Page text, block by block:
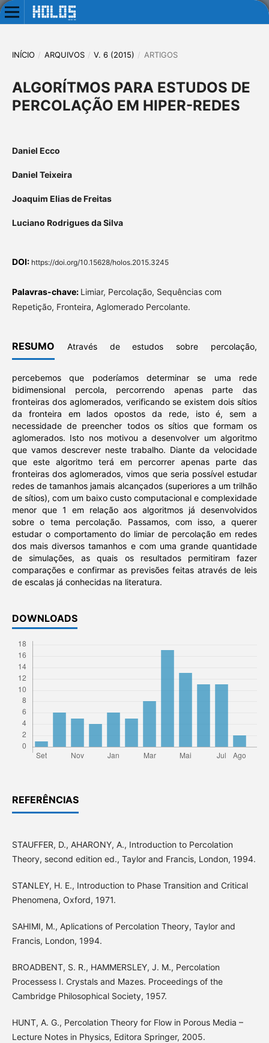
INÍCIO / ARQUIVOS / V. 6 (2015) / ARTIGOS
ALGORÍTMOS PARA ESTUDOS DE
PERCOLAÇÃO EM HIPER-REDES
Daniel Ecco
Daniel Teixeira
Joaquim Elias de Freitas
Luciano Rodrigues da Silva
DOI: https://doi.org/10.15628/holos.2015.3245
Palavras-chave: Limiar, Percolação, Sequências com
Repetição, Fronteira, Aglomerado Percolante.
RESUMO Através de estudos sobre percolação,
percebemos que poderíamos determinar se uma rede
bidimensional percola, percorrendo apenas parte das
fronteiras dos aglomerados, verificando se existem dois sítios
da fronteira em lados opostos da rede, isto é, sem a
necessidade de preencher todos os sítios que formam os
aglomerados. Isto nos motivou a desenvolver um algoritmo
que vamos descrever neste trabalho. Diante da velocidade
que este algoritmo terá em percorrer apenas parte das
fronteiras dos aglomerados, vimos que seria possível estudar
redes de tamanhos jamais alcançados (superiores a um trilhão
de sítios), com um baixo custo computacional e complexidade
menor que 1 em relação aos algoritmos já desenvolvidos
sobre o tema percolação. Passamos, com isso, a querer
estudar o comportamento do limiar de percolação em redes
dos mais diversos tamanhos e com uma grande quantidade
de simulações, as quais os resultados permitiram fazer
comparações e confirmar as previsões feitas através de leis
de escalas já conhecidas na literatura.
DOWNLOADS
REFERÊNCIAS
STAUFFER, D., AHARONY, A., Introduction to Percolation
Theory, second edition ed., Taylor and Francis, London, 1994.
STANLEY, H. E., Introduction to Phase Transition and Critical
Phenomena, Oxford, 1971.
SAHIMI, M., Aplications of Percolation Theory, Taylor and
Francis, London, 1994.
BROADBENT, S. R., HAMMERSLEY, J. M., Percolation
Processess I. Crystals and Mazes. Proceedings of the
Cambridge Philosophical Society, 1957.
HUNT, A. G., Percolation Theory for Flow in Porous Media –
Lecture Notes in Physics, Editora Springer, 2005.